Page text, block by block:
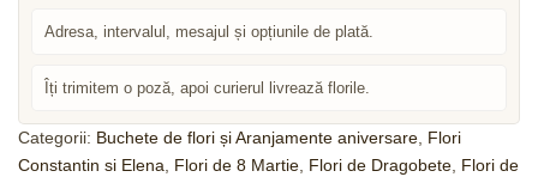
Adresa, intervalul, mesajul și opțiunile de plată.
Îți trimitem o poză, apoi curierul livrează florile.
Categorii: Buchete de flori și Aranjamente aniversare Flori
Constantin si Elena
Flori de 8 Martie Flori de Dragobete Flori de